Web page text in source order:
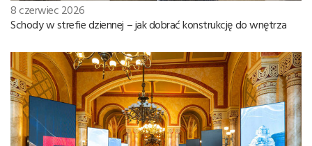
8 czerwiec 2026
Schody w strefie dziennej – jak dobrać konstrukcję do wnętrza